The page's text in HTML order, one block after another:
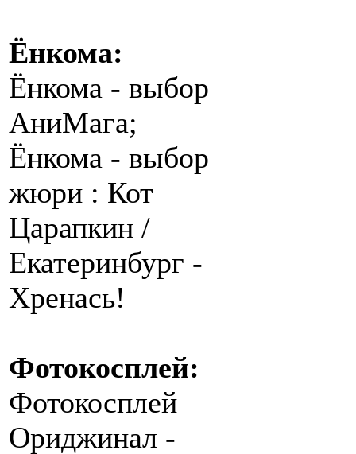
Ёнкома:
Ёнкома - выбор
АниМага;
Ёнкома - выбор
жюри : Кот
Царапкин /
Екатеринбург -
Хренась!
Фотокосплей:
Фотокосплей
Ориджинал -